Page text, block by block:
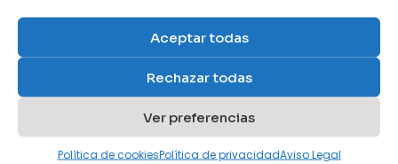
Aceptar todas
Rechazar todas
Ver preferencias
Política de cookiesPolítica de privacidadAviso Legal